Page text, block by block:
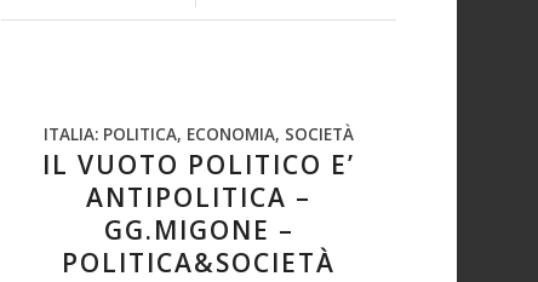
ITALIA: POLITICA, ECONOMIA, SOCIETÀ
IL VUOTO POLITICO E’
ANTIPOLITICA –
GG.MIGONE –
POLITICA&SOCIETÀ